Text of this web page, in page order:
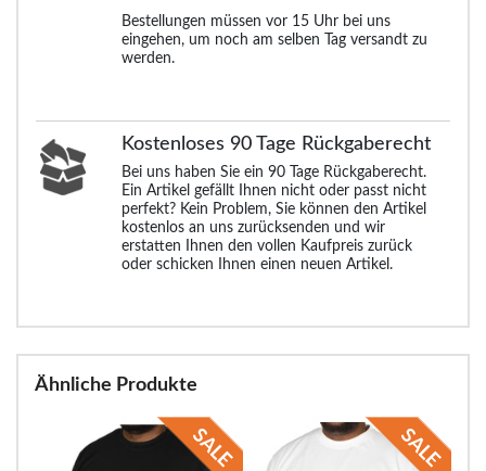
Bestellungen müssen vor 15 Uhr bei uns
eingehen, um noch am selben Tag versandt zu
werden.
Kostenloses 90 Tage Rückgaberecht
Bei uns haben Sie ein 90 Tage Rückgaberecht.
Ein Artikel gefällt Ihnen nicht oder passt nicht
perfekt? Kein Problem, Sie können den Artikel
kostenlos an uns zurücksenden und wir
erstatten Ihnen den vollen Kaufpreis zurück
oder schicken Ihnen einen neuen Artikel.
Ähnliche Produkte